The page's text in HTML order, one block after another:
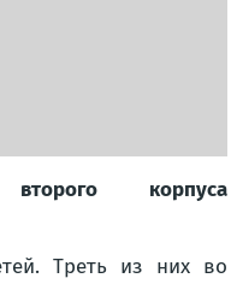
корпуса
Треть из них во